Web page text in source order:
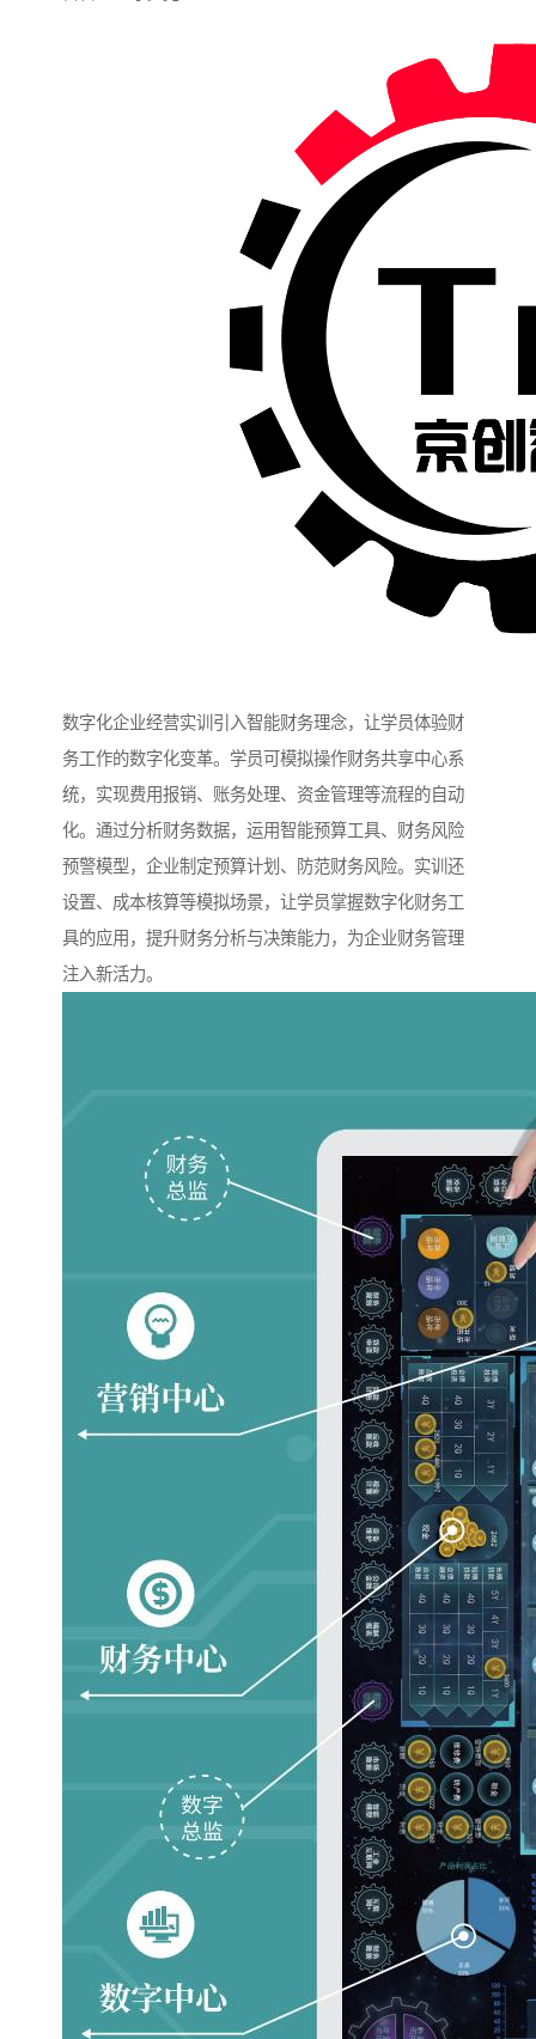
数字化企业经营实训引入智能财务理念，让学员体验财
务工作的数字化变革。学员可模拟操作财务共享中心系
统，实现费用报销、账务处理、资金管理等流程的自动
化。通过分析财务数据，运用智能预算工具、财务风险
预警模型，企业制定预算计划、防范财务风险。实训还
设置、成本核算等模拟场景，让学员掌握数字化财务工
具的应用，提升财务分析与决策能力，为企业财务管理
注入新活力。​